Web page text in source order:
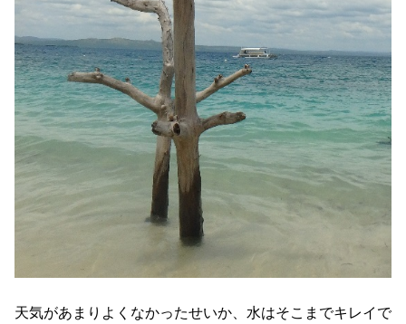
天気があまりよくなかったせいか、水はそこまでキレイで